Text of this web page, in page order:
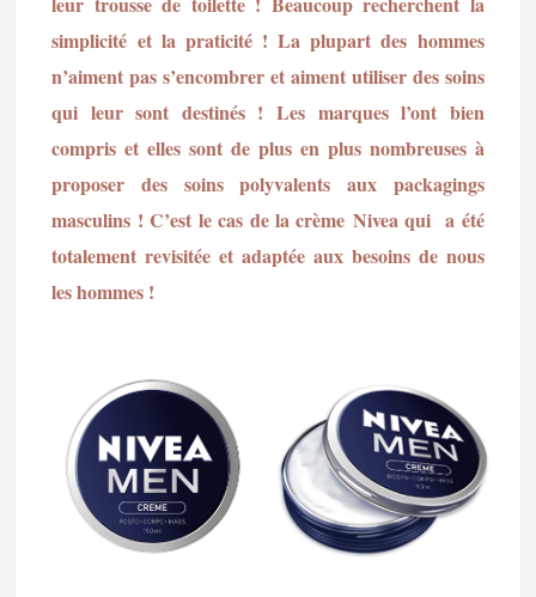
simplicité et la praticité ! La plupart des hommes
n’aiment pas s’encombrer et aiment utiliser des soins
qui leur sont destinés ! Les marques l’ont bien
compris et elles sont de plus en plus nombreuses à
proposer des soins polyvalents aux packagings
masculins ! C’est le cas de la crème Nivea qui a été
totalement revisitée et adaptée aux besoins de nous
les hommes !